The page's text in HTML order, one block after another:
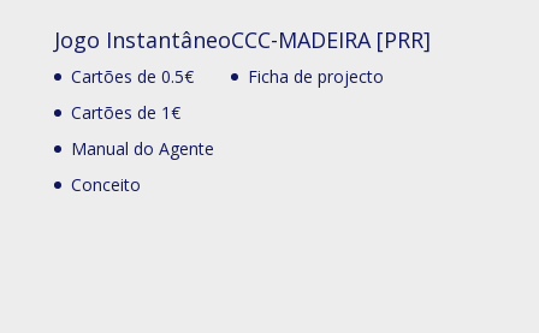
Jogo Instantâneo
Cartões de 0.5€
Cartões de 1€
Manual do Agente
Conceito
CCC-MADEIRA [PRR]
Ficha de projecto